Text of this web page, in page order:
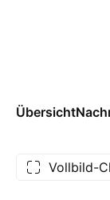
Übersicht
Vollbild-